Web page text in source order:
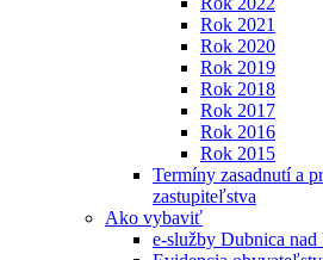
Rok 2021
Rok 2020
Rok 2019
Rok 2018
Rok 2017
Rok 2016
Rok 2015
Termíny zasadnutí a
zastupiteľstva
Ako vybaviť
e-služby Dubnica nad